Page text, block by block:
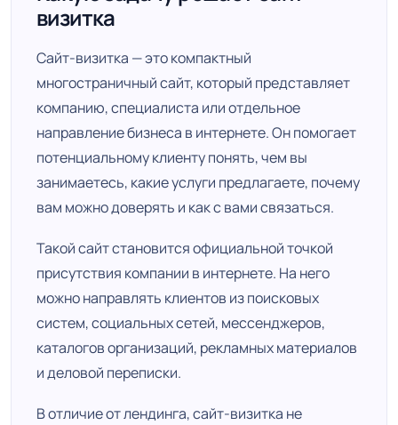
визитка
Сайт-визитка — это компактный
многостраничный сайт, который представляет
компанию, специалиста или отдельное
направление бизнеса в интернете. Он помогает
потенциальному клиенту понять, чем вы
занимаетесь, какие услуги предлагаете, почему
вам можно доверять и как с вами связаться.
Такой сайт становится официальной точкой
присутствия компании в интернете. На него
можно направлять клиентов из поисковых
систем, социальных сетей, мессенджеров,
каталогов организаций, рекламных материалов
и деловой переписки.
В отличие от лендинга, сайт-визитка не